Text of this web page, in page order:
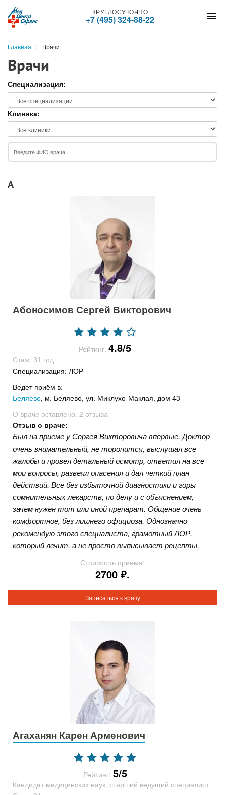
menu
КРУГЛОСУТОЧНО
+7 (495) 324-88-22
Главная Врачи
Врачи
Специализация:
Клиника:
А
Абоносимов Сергей Викторович
Рейтинг: 4.8/5
Стаж: 31 год
Специализация: ЛОР
Ведет приём в:
Беляево, м. Беляево, ул. Миклухо-Маклая, дом 43
О враче оставлено: 2 отзыва
Отзыв о враче:
Был на приеме у Сергея Викторовича впервые. Доктор
очень внимательный, не торопится, выслушал все
жалобы и провел детальный осмотр, ответил на все
мои вопросы, развеял опасения и дал четкий план
действий. Все без избыточной диагностики и горы
сомнительных лекарств, по делу и с объяснением,
зачем нужен тот или иной препарат. Общение очень
комфортное, без лишнего официоза. Однозначно
рекомендую этого специалиста, грамотный ЛОР,
который лечит, а не просто выписывает рецепты.
Стоимость приёма:
2700 ₽.
Записаться к врачу
Агаханян Карен Арменович
Рейтинг: 5/5
Кандидат медицинских наук, старший ведущий специалист.